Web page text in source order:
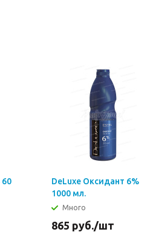
60
DeLuxe Оксидант 6%
1000 мл.
Много
865 руб./шт